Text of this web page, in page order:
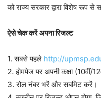
को राज्य सरकार द्वारा विशेष रूप से
ऐसे चेक करें अपना रिजल्ट
1. सबसे पहले http://
2. होमपेज पर अपनी कक्षा (10वीं/
3. रोल नंबर भरें और सबमिट करें।